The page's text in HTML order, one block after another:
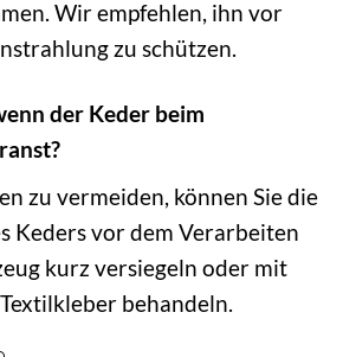
Wir empfehlen, ihn vor
zu schützen.
der Keder beim
zu vermeiden, können Sie die
Keders vor dem Verarbeiten
kurz versiegeln oder mit
behandeln.